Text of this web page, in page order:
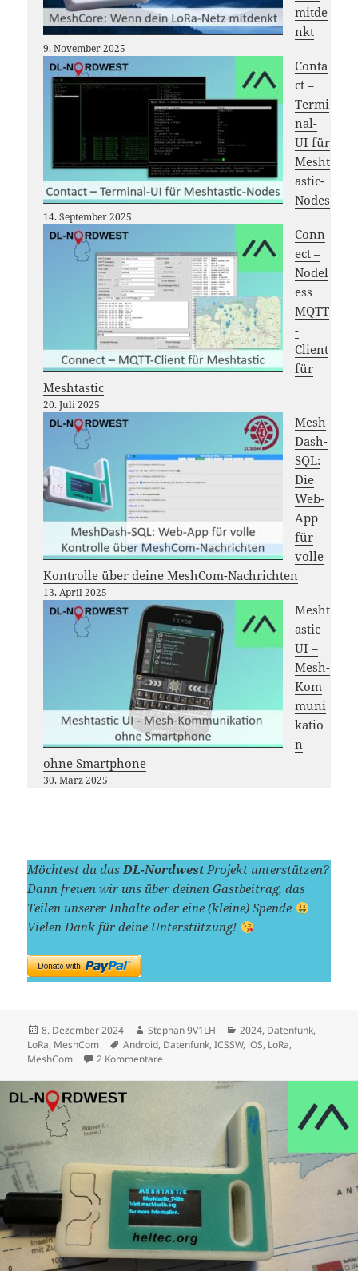
mitde
nkt
9. November 2025
Conta
ct –
Termi
nal-
UI für
Mesht
astic-
Nodes
14. September 2025
Conn
ect –
Nodel
ess
MQTT
-
Client
für
Meshtastic
20. Juli 2025
Mesh
Dash-
SQL:
Die
Web-
App
für
volle
Kontrolle über deine MeshCom-Nachrichten
13. April 2025
Mesht
astic
UI –
Mesh-
Kom
muni
katio
n
ohne Smartphone
30. März 2025
Möchtest du dasDL-NordwestProjekt unterstützen?
Dann freuen wir uns über deinen Gastbeitrag, das
Teilen unserer Inhalte oder eine (kleine) Spende
Vielen Dank für deine Unterstützung!
Veröffentlicht
am
8. Dezember 2024 Autor
Stephan 9V1LH Kategorien
2024, Datenfunk,
LoRa, MeshCom Schlagwörter
Android, Datenfunk,ICSSW, iOS, LoRa,
MeshCom
2 Kommentare